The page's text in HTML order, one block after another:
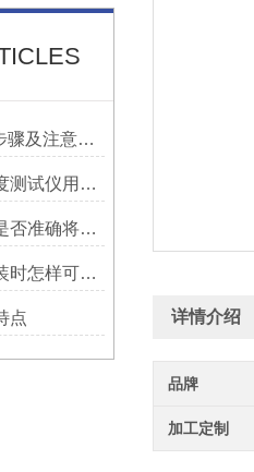
SF6气体检漏仪操作步骤及注意事项
全自动绝缘油介电强度测试仪用于测试绝缘油的介电强度
直流电阻测试仪接线是否准确将直接影响设备使用
空气型封闭母线槽安装时怎样可预留各种插口
点 详情介绍
品牌
加工定制